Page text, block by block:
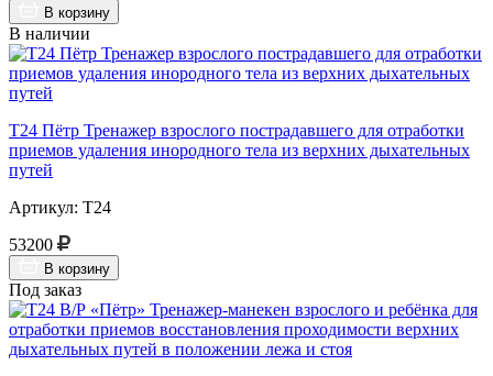
В корзину
В наличии
Т24 Пётр Тренажер взрослого пострадавшего для отработки
приемов удаления инородного тела из верхних дыхательных
путей
Артикул: Т24
53200
В корзину
Под заказ